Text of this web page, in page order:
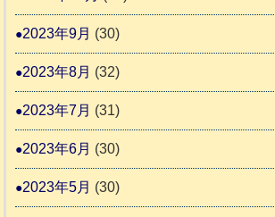
2023年9月 (30)
2023年8月 (32)
2023年7月 (31)
2023年6月 (30)
2023年5月 (30)